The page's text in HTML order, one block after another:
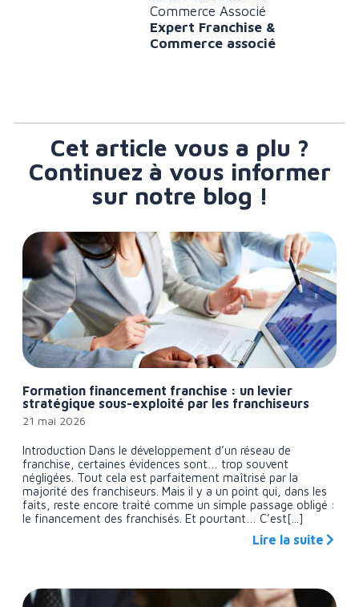
Commerce Associé
Expert Franchise &
Commerce associé
Cet article vous a plu ?
Continuez à vous informer
sur notre blog !
Formation financement franchise : un levier
stratégique sous-exploité par les franchiseurs
21 mai 2026
Introduction Dans le développement d’un réseau de
franchise, certaines évidences sont… trop souvent
négligées. Tout cela est parfaitement maîtrisé par la
majorité des franchiseurs. Mais il y a un point qui, dans les
faits, reste encore traité comme un simple passage obligé :
le financement des franchisés. Et pourtant… C’est[...]
Lire la suite